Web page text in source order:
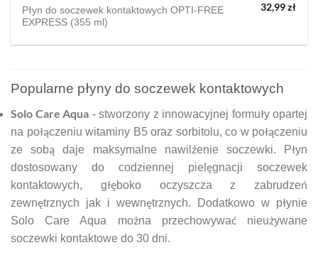
Płyn do soczewek kontaktowych OPTI-FREE
EXPRESS (355 ml)
32,99zł
Popularne płyny do soczewek kontaktowych
Solo Care Aqua - stworzony z innowacyjnej formuły opartej
na połączeniu witaminy B5 oraz sorbitolu, co w połączeniu
ze sobą daje maksymalne nawilżenie soczewki. Płyn
dostosowany do codziennej pielęgnacji soczewek
kontaktowych, głęboko oczyszcza z zabrudzeń
zewnętrznych jak i wewnętrznych. Dodatkowo w płynie
Solo Care Aqua można przechowywać nieużywane
soczewki kontaktowe do 30 dni.